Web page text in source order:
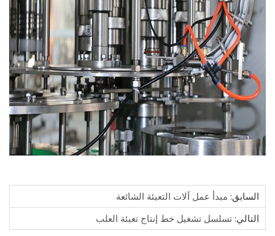
مبدأ عمل آلات التعبئة الشائعة
تسلسل تشغيل خط إنتاج تعبئة العلب